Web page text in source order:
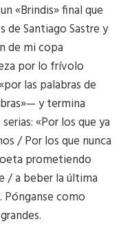
«Brindis» final que
de Santiago Sastre y
de mi copa
por lo frívolo
las palabras de
y termina
«Por los que ya
/ Por los que nunca
prometiendo
/ a beber la última
como